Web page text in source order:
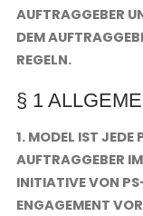
AUFTRAGGEBER
DEM
EGELN.
§ 1
1. MODEL IST JEDE
AUFTRAGGEBER
INITIATIVE VON
ENGAGEMENT